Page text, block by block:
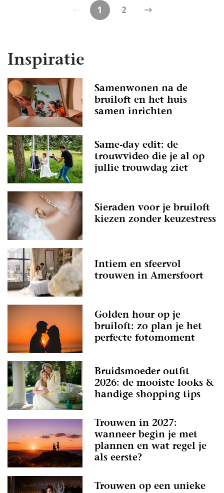
1 2
Inspiratie
Samenwonen na de
bruiloft en het huis
samen inrichten
Same-day edit: de
trouwvideo die je al op
jullie trouwdag ziet
Sieraden voor je bruiloft
kiezen zonder keuzestress
Intiem en sfeervol
trouwen in Amersfoort
Golden hour op je
bruiloft: zo plan je het
perfecte fotomoment
Bruidsmoeder outfit
2026: de mooiste looks &
handige shopping tips
Trouwen in 2027:
wanneer begin je met
plannen en wat regel je
als eerste?
Trouwen op een unieke